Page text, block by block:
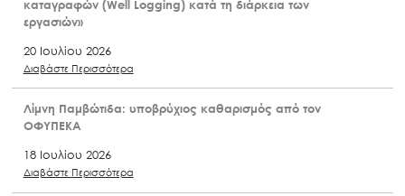
καταγραφών (Well Logging) κατά τη διάρκεια των
εργασιών»
20 Ιουλίου 2026
Διαβάστε Περισσότερα
Λίμνη Παμβώτιδα: υποβρύχιος καθαρισμός από τον
ΟΦΥΠΕΚΑ
18 Ιουλίου 2026
Διαβάστε Περισσότερα